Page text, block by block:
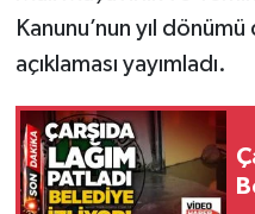
Kanunu’nun yıl dönümü
açıklaması yayımladı.
Kültür - Sanat
MAGAZİN
Politika
Resmi İlan